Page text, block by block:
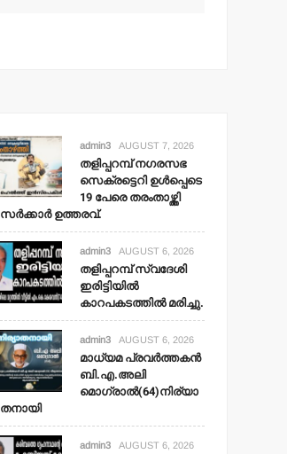
admin3 AUGUST 7, 2026
തളിപ്പറമ്പ് നഗരസഭ
സെക്രട്ടെറി ഉള്‍പ്പെടെ
19 പേരെ തരംതാഴ്ത്തി
സര്‍ക്കാര്‍ ഉത്തരവ്.
admin3 AUGUST 6, 2026
തളിപ്പറമ്പ് സ്വദേശി
ഇരിട്ടിയില്‍
കാറപകടത്തില്‍ മരിച്ചു.
admin3 AUGUST 6, 2026
മാധ്യമ പ്രവര്‍ത്തകന്‍
ബി.എ.അലി
മൊഗ്രാല്‍(64)നിര്യാ
തനായി
admin3 AUGUST 6, 2026